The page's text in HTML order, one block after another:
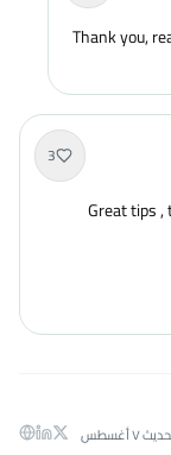
Thank you,
3
Great tips
٧ أغسطس